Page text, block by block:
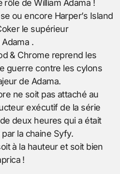
de William Adama !
ou encore Harper’s Island
le supérieur
.
& Chrome reprend les
guerre contre les cylons
de Adama.
ne soit pas attaché au
exécutif de la série
deux heures qui a était
la chaine Syfy.
à la hauteur et soit bien
!